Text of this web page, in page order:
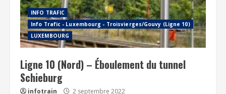
INFO TRAFIC
Info Trafic - Luxembourg - Troisvierges/Gouvy (Ligne 10)
LUXEMBOURG
Ligne 10 (Nord) – Éboulement du tunnel
Schieburg
infotrain 2 septembre 2022